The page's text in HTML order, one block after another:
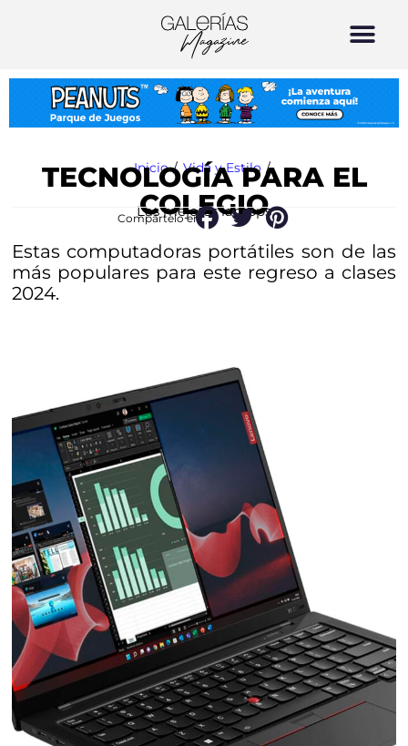
Inicio / Vida y Estilo /
TECNOLOGÍA PARA EL
COLEGIO
Las mejores laptops
Compártelo en:
Estas computadoras portátiles son de las
más populares para este regreso a clases
2024.